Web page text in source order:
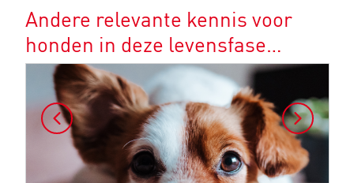
Andere relevante kennis voor
honden in deze levensfase…